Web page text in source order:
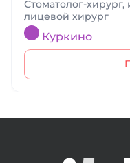
Стоматолог-
лицевой хирург
Куркино